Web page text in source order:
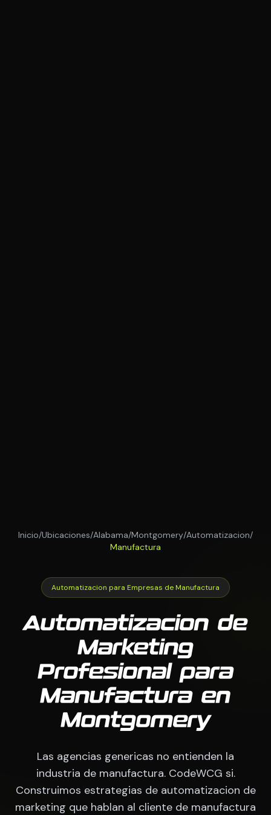
Inicio/Ubicaciones/Alabama/Montgomery/Automatizacion/
Manufactura
Automatizacion para Empresas de Manufactura
Automatizacion de
Marketing
Profesional para
Manufactura en
Montgomery
Las agencias genericas no entienden la
industria de manufactura. CodeWCG si.
Construimos estrategias de automatizacion de
marketing que hablan al cliente de manufactura